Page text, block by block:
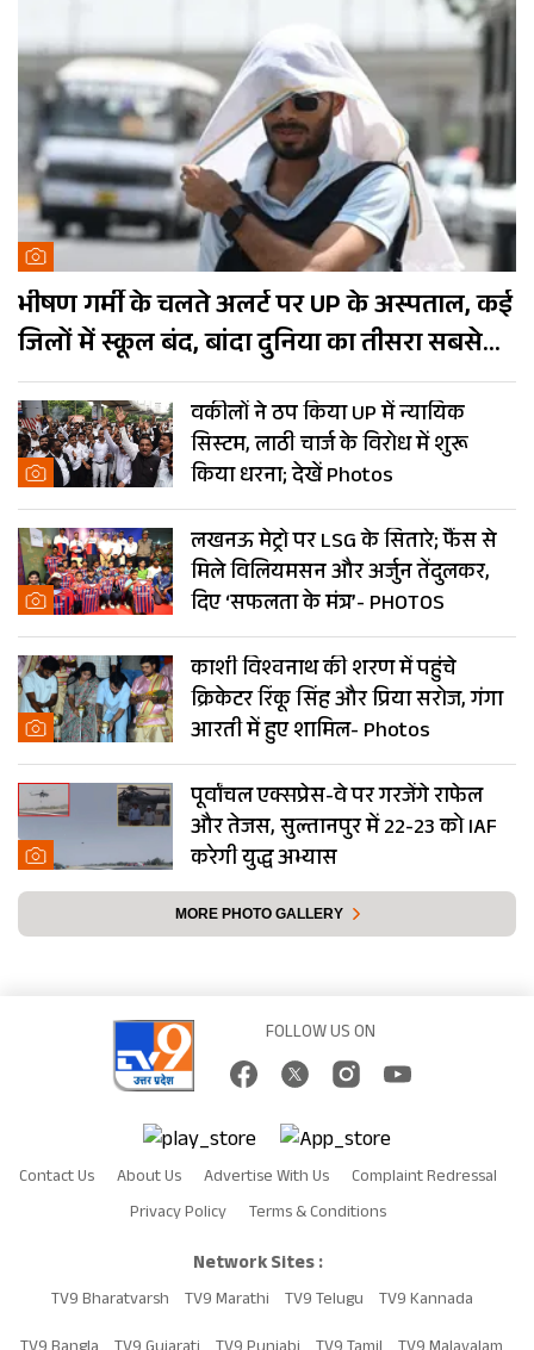
भीषण गर्मी के चलते अलर्ट पर UP के अस्पताल, कई
जिलों में स्कूल बंद, बांदा दुनिया का तीसरा सबसे
गर्म शहर
वकीलों ने ठप किया UP में न्यायिक
सिस्टम, लाठी चार्ज के विरोध में शुरू
किया धरना; देखें Photos
लखनऊ मेट्रो पर LSG के सितारे; फैंस से
मिले विलियमसन और अर्जुन तेंदुलकर,
दिए ‘सफलता के मंत्र’- PHOTOS
काशी विश्वनाथ की शरण में पहुंचे
क्रिकेटर रिंकू सिंह और प्रिया सरोज, गंगा
आरती में हुए शामिल- Photos
पूर्वांचल एक्सप्रेस-वे पर गरजेंगे राफेल
और तेजस, सुल्तानपुर में 22-23 को IAF
करेगी युद्ध अभ्यास
MORE PHOTO GALLERY
FOLLOW US ON
Contact Us About Us Advertise With Us
Complaint Redressal
Privacy Policy
Terms & Conditions
Network Sites :
TV9 Bharatvarsh TV9 Marathi TV9 Telugu TV9 Kannada